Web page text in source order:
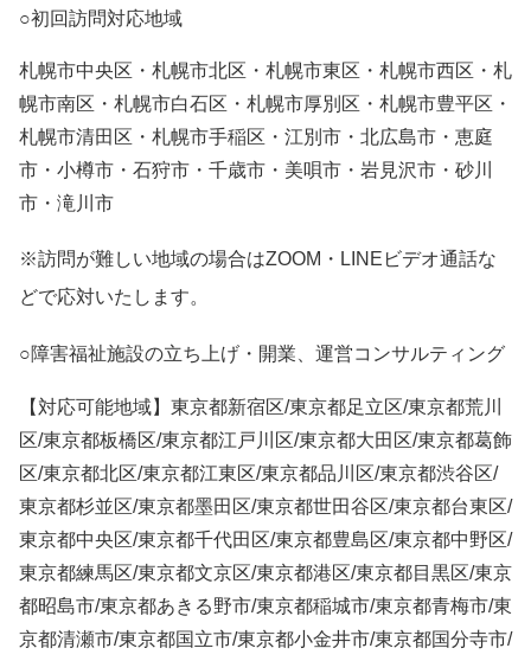
○初回訪問対応地域
札幌市中央区・札幌市北区・札幌市東区・札幌市西区・札
幌市南区・札幌市白石区・札幌市厚別区・札幌市豊平区・
札幌市清田区・札幌市手稲区・江別市・北広島市・恵庭
市・小樽市・石狩市・千歳市・美唄市・岩見沢市・砂川
市・滝川市
※訪問が難しい地域の場合はZOOM・LINEビデオ通話な
どで応対いたします。
○障害福祉施設の立ち上げ・開業、運営コンサルティング
【対応可能地域】東京都新宿区/東京都足立区/東京都荒川
区/東京都板橋区/東京都江戸川区/東京都大田区/東京都葛飾
区/東京都北区/東京都江東区/東京都品川区/東京都渋谷区/
東京都杉並区/東京都墨田区/東京都世田谷区/東京都台東区/
東京都中央区/東京都千代田区/東京都豊島区/東京都中野区/
東京都練馬区/東京都文京区/東京都港区/東京都目黒区/東京
都昭島市/東京都あきる野市/東京都稲城市/東京都青梅市/東
京都清瀬市/東京都国立市/東京都小金井市/東京都国分寺市/